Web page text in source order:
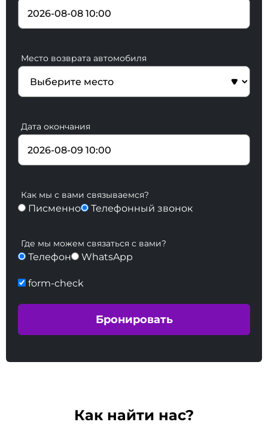
Место возврата автомобиля
Дата окончания
Как мы с вами связываемся?
Писменно Телефонный звонок
Где мы можем связаться с вами?
Телефон WhatsApp
form-check
Как найти нас?